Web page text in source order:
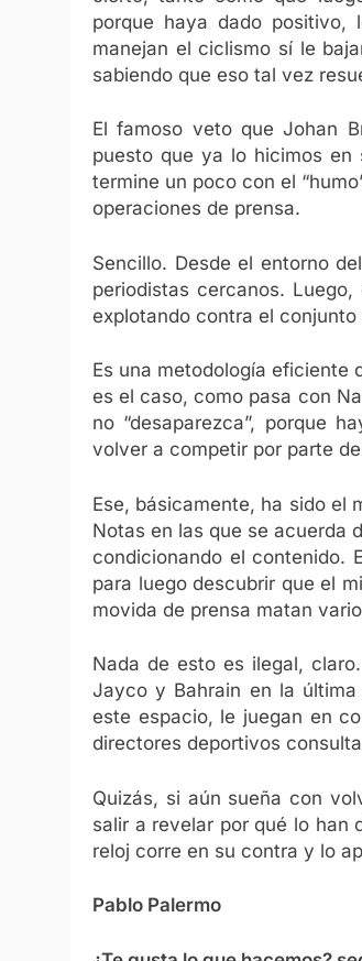
porque haya dado
manejan el ciclismo sí le
sabiendo que eso tal vez
El famoso veto que Johan
puesto que ya lo hicimos
termine un poco con el
operaciones de prensa.
Sencillo. Desde el entorno
periodistas cercanos.
explotando contra el conjunto
Es una metodología eficiente
es el caso, como pasa con
no “desaparezca”, porque
volver a competir por parte
Ese, básicamente, ha sido el
Notas en las que se acuerda
condicionando el contenido.
para luego descubrir que el
movida de prensa matan
Nada de esto es ilegal,
Jayco y Bahrain en la
este espacio, le juegan en
directores deportivos
Quizás, si aún sueña con
salir a revelar por qué lo han
reloj corre en su contra y lo
Pablo Palermo